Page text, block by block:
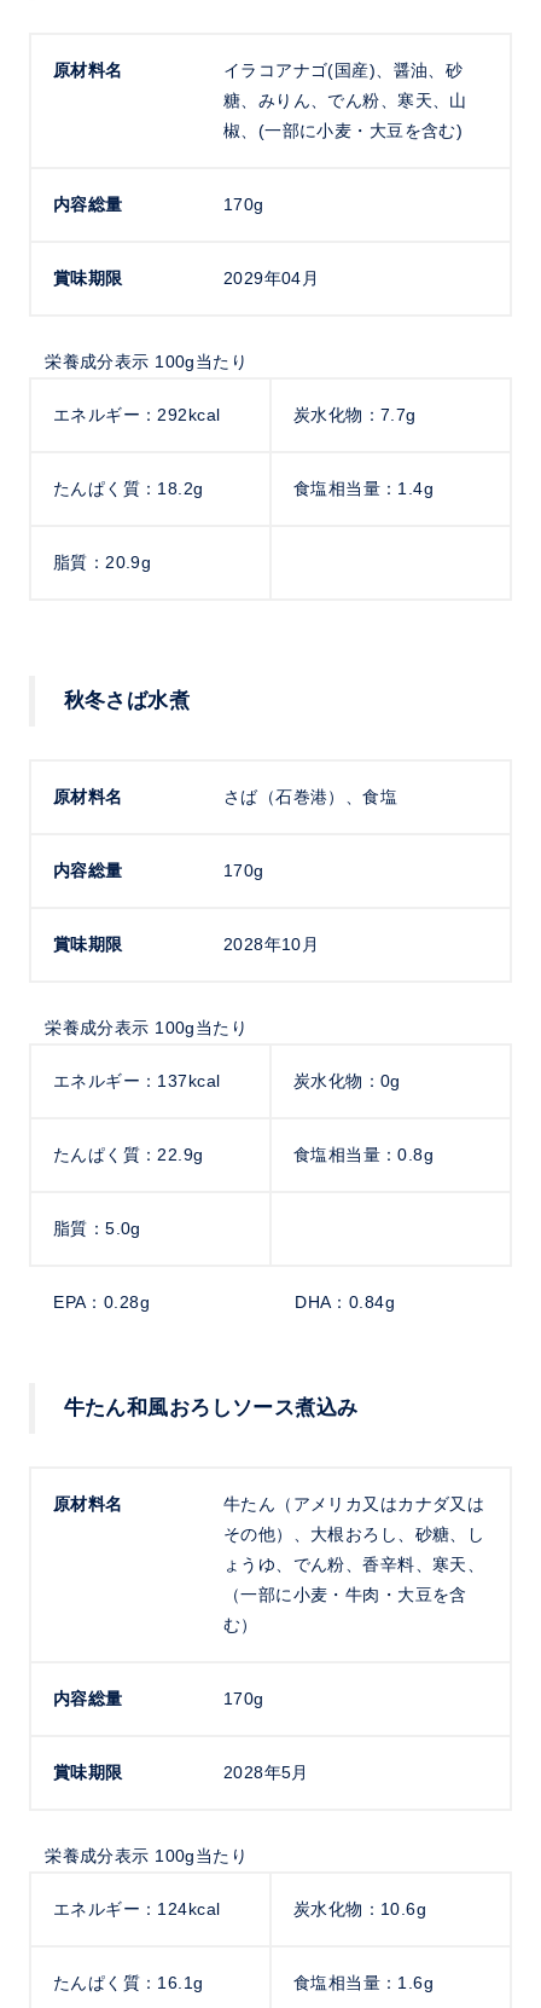
原材料名
イラコアナゴ(国産)、醤油、砂
糖、みりん、でん粉、寒天、山
椒、(一部に小麦・大豆を含む)
内容総量 170g
賞味期限 2029年04月
栄養成分表示 100g当たり
エネルギー：292kcal 炭水化物：7.7g
たんぱく質：18.2g 食塩相当量：1.4g
脂質：20.9g
秋冬さば水煮
原材料名 さば（石巻港）、食塩
内容総量 170g
賞味期限 2028年10月
栄養成分表示 100g当たり
エネルギー：137kcal 炭水化物：0g
たんぱく質：22.9g 食塩相当量：0.8g
脂質：5.0g
EPA：0.28g DHA：0.84g
牛たん和風おろしソース煮込み
原材料名
牛たん（アメリカ又はカナダ又は
その他）、大根おろし、砂糖、し
ょうゆ、でん粉、香辛料、寒天、
（一部に小麦・牛肉・大豆を含
む）
内容総量 170g
賞味期限 2028年5月
栄養成分表示 100g当たり
エネルギー：124kcal 炭水化物：10.6g
たんぱく質：16.1g 食塩相当量：1.6g